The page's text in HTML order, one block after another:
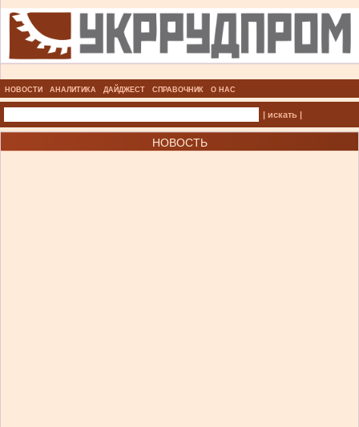
НОВОСТИ АНАЛИТИКА ДАЙДЖЕСТ СПРАВОЧНИК О НАС
| искать |
НОВОСТЬ